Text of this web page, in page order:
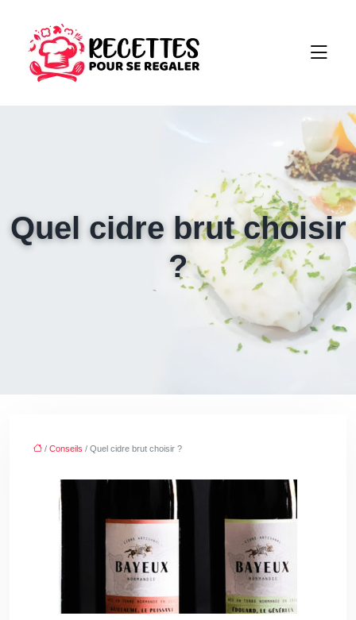
Quel cidre brut choisir
?
/ Conseils / Quel cidre brut choisir ?